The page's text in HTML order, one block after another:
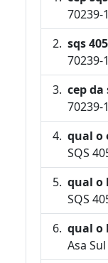
70239-
sqs
70239-
cep da
70239-
qual o
SQS
qual o
SQS
qual o
Asa Sul